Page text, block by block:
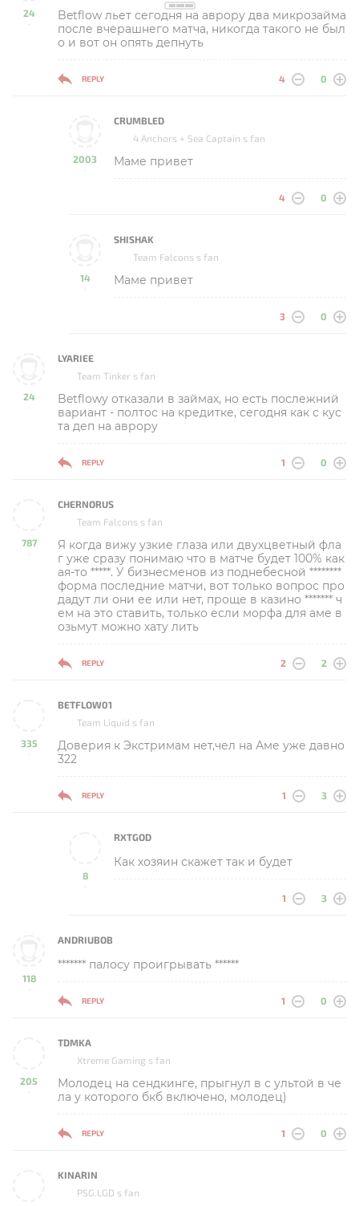
24
-
Betflow льет сегодня на аврору два микрозайма
после вчерашнего матча, никогда такого не был
о и вот он опять депнуть
REPLY 4 0
2003
-
CRUMBLED
4 Anchors + Sea Captain s fan
Маме привет
4 0
14
-
SHISHAK
Team Falcons s fan
Маме привет
3 0
24
-
LYARIEE
Team Tinker s fan
Betflowу отказали в займах, но есть послежний
вариант - полтос на кредитке, сегодня как с кус
та деп на аврору
REPLY 1 0
787
-
CHERNORUS
Team Falcons s fan
Я когда вижу узкие глаза или двухцветный фла
г уже сразу понимаю что в матче будет 100% как
ая-то *****. У бизнесменов из поднебесной ********
форма последние матчи, вот только вопрос про
дадут ли они ее или нет, проще в казино ******* ч
ем на это ставить, только если морфа для аме в
озьмут можно хату лить
REPLY 2 2
335
-
BETFLOW01
Team Liquid s fan
Доверия к Экстримам нет,чел на Аме уже давно
322
REPLY 1 3
8
-
RXTGOD
Как хозяин скажет так и будет
1 3
118
-
ANDRIUBOB
******* палосу проигрывать ******
REPLY 1 0
205
-
TDMKA
Xtreme Gaming s fan
Молодец на сендкинге, прыгнул в с ультой в че
ла у которого бкб включено, молодец)
REPLY 1 0
KINARIN
PSG.LGD s fan